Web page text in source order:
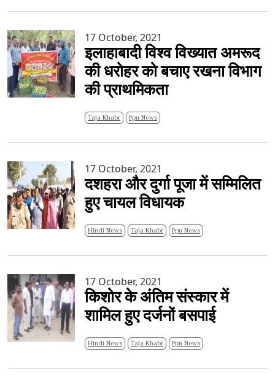
17 October, 2021
इलाहाबादी विश्व विख्यात अमरूद
की धरोहर को बचाए रखना विभाग
की प्राथमिकता
Taja Khabr Ppn News
17 October, 2021
दशहरा और दुर्गा पूजा में सम्मिलित
हुए चायल विधायक
Hindi News Taja Khabr Ppn News
17 October, 2021
किशोर के अंतिम संस्कार में
शामिल हुए दर्जनों बसपाई
Hindi News Taja Khabr Ppn News